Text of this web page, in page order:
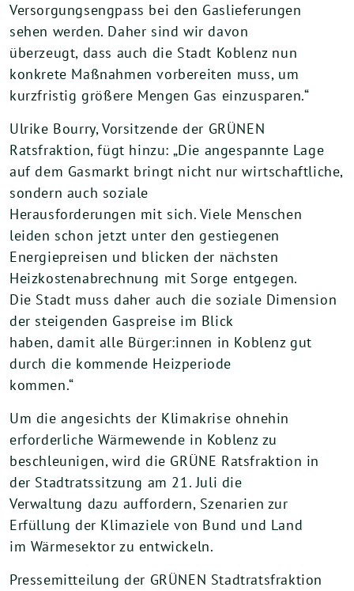
Versorgungsengpass bei den Gaslieferungen
sehen werden. Daher sind wir davon
überzeugt, dass auch die Stadt Koblenz nun
konkrete Maßnahmen vorbereiten muss, um
kurzfristig größere Mengen Gas einzusparen.“
Ulrike Bourry, Vorsitzende der GRÜNEN
Ratsfraktion, fügt hinzu: „Die angespannte Lage
auf dem Gasmarkt bringt nicht nur wirtschaftliche,
sondern auch soziale
Herausforderungen mit sich. Viele Menschen
leiden schon jetzt unter den gestiegenen
Energiepreisen und blicken der nächsten
Heizkostenabrechnung mit Sorge entgegen.
Die Stadt muss daher auch die soziale Dimension
der steigenden Gaspreise im Blick
haben, damit alle Bürger:innen in Koblenz gut
durch die kommende Heizperiode
kommen.“
Um die angesichts der Klimakrise ohnehin
erforderliche Wärmewende in Koblenz zu
beschleunigen, wird die GRÜNE Ratsfraktion in
der Stadtratssitzung am 21. Juli die
Verwaltung dazu auffordern, Szenarien zur
Erfüllung der Klimaziele von Bund und Land
im Wärmesektor zu entwickeln.
Pressemitteilung der GRÜNEN Stadtratsfraktion